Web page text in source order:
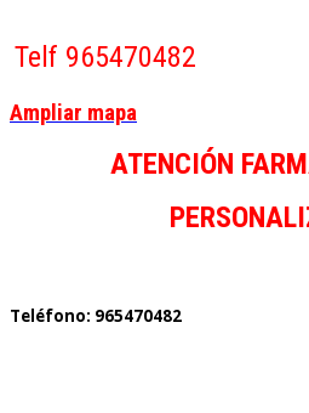
Telf 965470482
Ampliar mapa
ATENCIÓN
Teléfono: 965470482